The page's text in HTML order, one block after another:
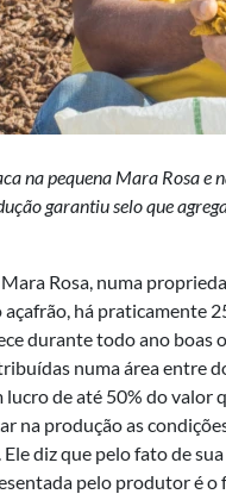
na pequena Mara Rosa e
garantiu selo que
Mara Rosa, numa
açafrão, há praticamente
durante todo ano boas
numa área entre
de até 50% do
na produção as
diz que pelo fato de
pelo produtor é